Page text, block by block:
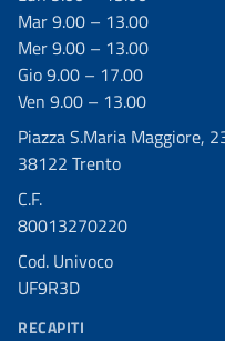
Mar 9.00 – 13.00
Mer 9.00 – 13.00
Gio 9.00 – 17.00
Ven 9.00 – 13.00
Piazza S.Maria Maggiore,
38122 Trento
C.F.
80013270220
Cod. Univoco
UF9R3D
RECAPITI